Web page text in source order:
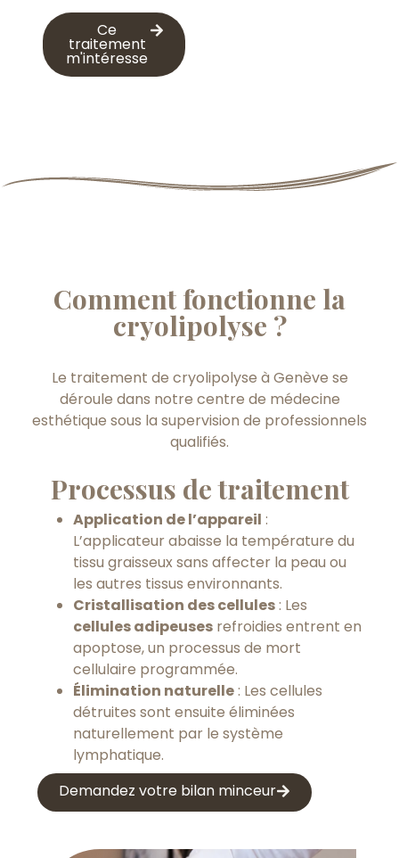
Ce
traitement
m'intéresse
Comment fonctionne la
cryolipolyse ?
Le traitement de cryolipolyse à Genève se
déroule dans notre centre de médecine
esthétique sous la supervision de professionnels
qualifiés.
Processus de traitement
Application de l’appareil :
L’applicateur abaisse la température du
tissu graisseux sans affecter la peau ou
les autres tissus environnants.
Cristallisation des cellules: Les
cellules adipeuses refroidies entrent en
apoptose, un processus de mort
cellulaire programmée.
Élimination naturelle: Les cellules
détruites sont ensuite éliminées
naturellement par le système
lymphatique.
Demandez votre bilan minceur